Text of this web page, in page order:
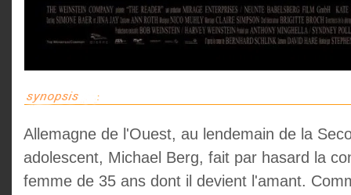
Allemagne de l'Ouest, au lendemain de la
adolescent, Michael Berg, fait par hasard la
femme de 35 ans dont il devient l'amant.